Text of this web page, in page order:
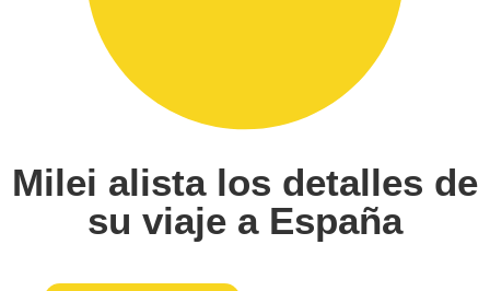
Milei alista los detalles de
su viaje a España